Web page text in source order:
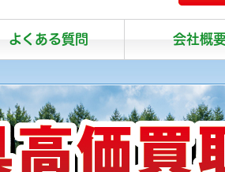
よくある質問 会社概